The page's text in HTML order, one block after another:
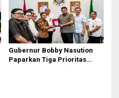
Gubernur Bobby Nasution
Paparkan Tiga Prioritas